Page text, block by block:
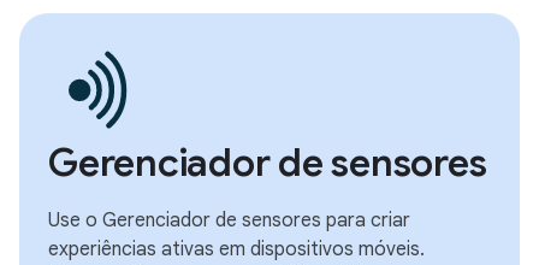
Gerenciador de sensores
Use o Gerenciador de sensores para criar
experiências ativas em dispositivos móveis.